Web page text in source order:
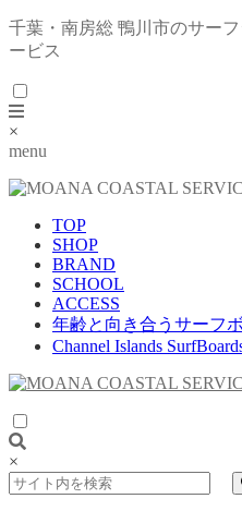
千葉・南房総 鴨川市のサー
ービス
×
menu
TOP
SHOP
BRAND
SCHOOL
ACCESS
年齢と向き合うサーフ
Channel Islands
×